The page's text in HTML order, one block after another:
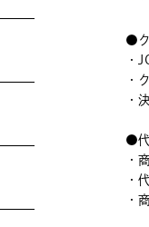
●
・
・
・
●
・
・
・